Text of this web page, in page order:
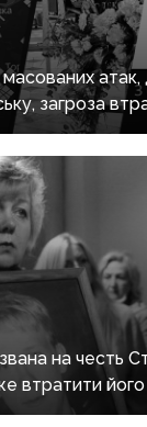
загроза
з
на честь
втратити його
про